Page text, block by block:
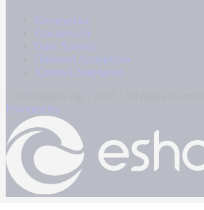
Καταγγελίες
Επικοινωνία
Όροι Χρήσης
Πολιτική Απορρήτου
Κρατική Διαφήμιση
Powered by: